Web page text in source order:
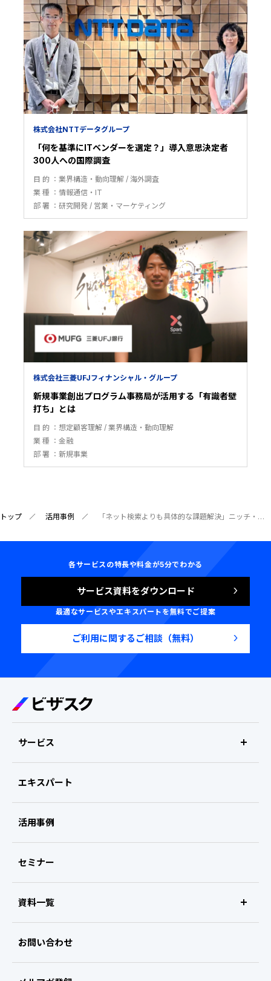
株式会社NTTデータグループ
「何を基準にITベンダーを選定？」導入意思決定者
300人への国際調査
目 的 業界構造・動向理解
海外調査
業 種
情報通信・IT
部 署
研究開発 営業・マーケティング
株式会社三菱UFJフィナンシャル・グループ
新規事業創出プログラム事務局が活用する「有識者壁
打ち」とは
目 的 想定顧客理解
業界構造・動向理解
業 種
金融
部 署
新規事業
トップ 活用事例 「ネット検索よりも具体的な課題解決」ニッチ・専門領域のメンタリング
各サービスの特長や料金が5分でわかる
サービス資料をダウンロード
最適なサービスやエキスパートを無料でご提案
ご利用に関するご相談（無料）
サービス
リサーチ支援
ビザスクinterview
ビザスクnow
ビザスクweb展示会
エキスパート
活用事例
セミナー
資料一覧
サービス紹介資料
お問い合わせ